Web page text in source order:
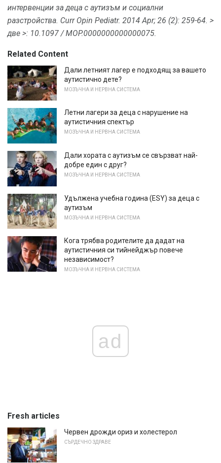
интервенции за деца с аутизъм и социални
разстройства. Curr Opin Pediatr. 2014 Apr; 26 (2): 259-64. >
две >: 10.1097 / MOP.0000000000000075.
Related Content
Дали летният лагер е подходящ за вашето
аутистично дете?
МОЗЪЧНА И НЕРВНА СИСТЕМА
Летни лагери за деца с нарушение на
аутистичния спектър
МОЗЪЧНА И НЕРВНА СИСТЕМА
Дали хората с аутизъм се свързват най-
добре един с друг?
МОЗЪЧНА И НЕРВНА СИСТЕМА
Удължена учебна година (ESY) за деца с
аутизъм
МОЗЪЧНА И НЕРВНА СИСТЕМА
Кога трябва родителите да дадат на
аутистичния си тийнейджър повече
независимост?
МОЗЪЧНА И НЕРВНА СИСТЕМА
ad
Fresh articles
Червен дрожди ориз и холестерол
СЪРДЕЧНО ЗДРАВЕ